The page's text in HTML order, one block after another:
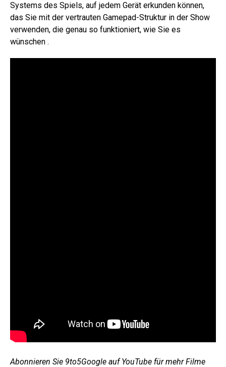
Systems des Spiels, auf jedem Gerät erkunden können,
das Sie mit der vertrauten Gamepad-Struktur in der Show
verwenden, die genau so funktioniert, wie Sie es
wünschen .
Abonnieren Sie 9to5Google auf YouTube für mehr Filme